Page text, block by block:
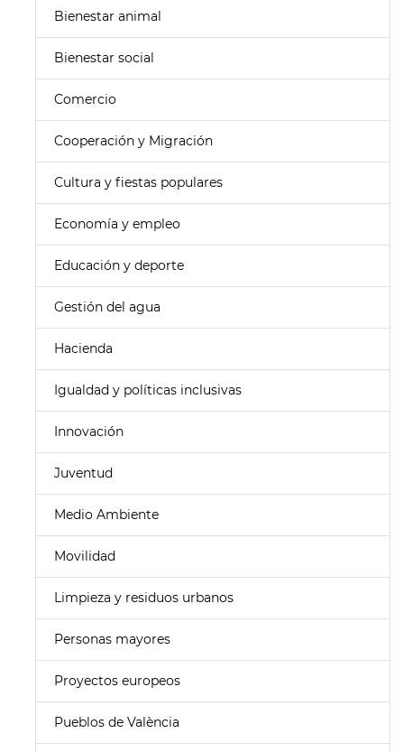
Bienestar animal
Bienestar social
Comercio
Cooperación y Migración
Cultura y fiestas populares
Economía y empleo
Educación y deporte
Gestión del agua
Hacienda
Igualdad y políticas inclusivas
Innovación
Juventud
Medio Ambiente
Movilidad
Limpieza y residuos urbanos
Personas mayores
Proyectos europeos
Pueblos de València